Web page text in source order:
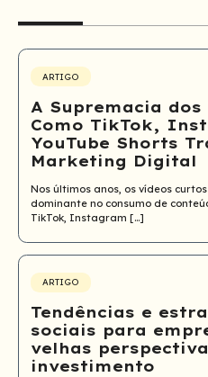
ARTIGO
A Supremacia dos
Como TikTok,
YouTube Shorts
Marketing Digital
Nos últimos anos, os vídeos
dominante no consumo de
TikTok, Instagram […]
ARTIGO
Tendências e
sociais para
velhas
investimento